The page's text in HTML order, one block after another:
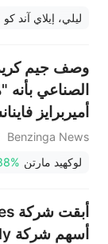
ليلي، إيلاي آند كو
وصف جيم
الصناعي
أميربرايز
Benzinga News
لوكهيد مارتن